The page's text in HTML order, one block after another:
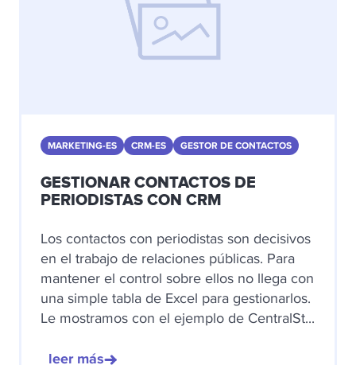
MARKETING-ES CRM-ES GESTOR DE CONTACTOS
GESTIONAR CONTACTOS DE
PERIODISTAS CON CRM
Los contactos con periodistas son decisivos
en el trabajo de relaciones públicas. Para
mantener el control sobre ellos no llega con
una simple tabla de Excel para gestionarlos.
Le mostramos con el ejemplo de CentralSt...
leer más